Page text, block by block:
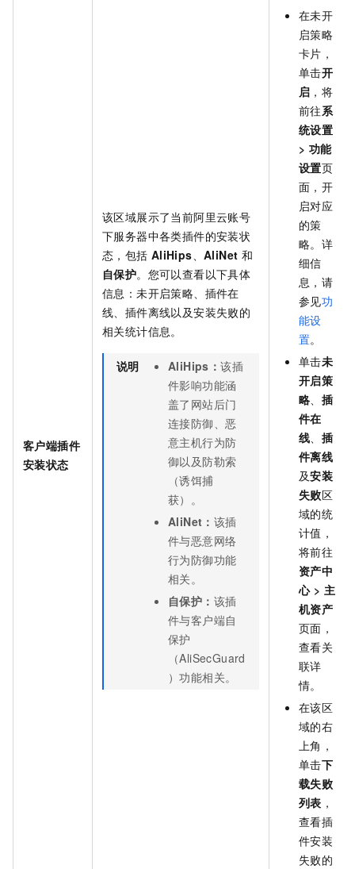
客户端插件
安装状态
该区域展示了当前阿里云账号
下服务器中各类插件的安装状
态，包括 AliHips、AliNet 和
自保护。您可以查看以下具体
信息：未开启策略、插件在
线、插件离线以及安装失败的
相关统计信息。
说明 AliHips：该插
件影响功能涵
盖了网站后门
连接防御、恶
意主机行为防
御以及防勒索
（诱饵捕
获）。
AliNet： 该插
件与恶意网络
行为防御功能
相关。
自保护： 该插
件与客户端自
保护
（AliSecGuard
）功能相关。
在未开
启策略
卡片，
单击开
启 ，将
前往系
统设置
> 功能
设置页
面，开
启对应
的策
略。详
细信
息，请
参见功
能设
置。
单击未
开启策
略、 插
件在
线、 插
件离线
及安装
失败区
域的统
计值，
将前往
资产中
心> 主
机资产
页面，
查看关
联详
情。
在该区
域的右
上角，
单击下
载失败
列表 ，
查看插
件安装
失败的